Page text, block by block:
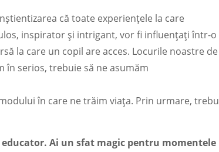
că toate experiențele la care
inspirator și intrigant, vor fi influențați într-o
la care un copil are acces. Locurile noastre de
în serios, trebuie să ne asumăm
în care ne trăim viața. Prin urmare,
Ai un sfat magic pentru momentele